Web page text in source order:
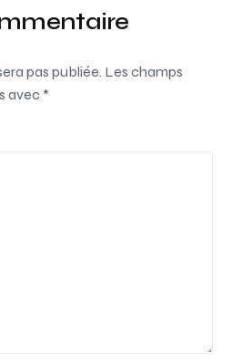
pas publiée. Les champs
avec *